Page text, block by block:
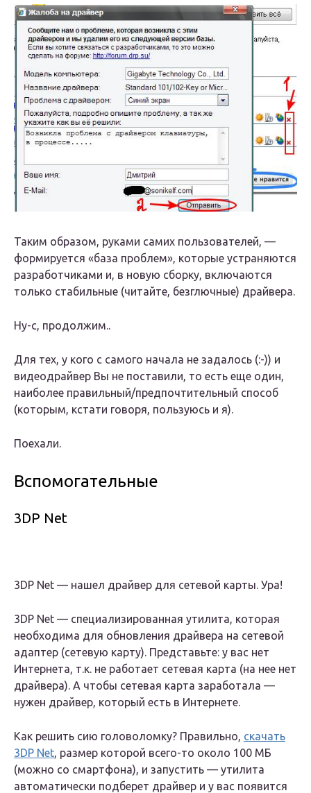
Таким образом, руками самих пользователей, —
формируется «база проблем», которые устраняются
разработчиками и, в новую сборку, включаются
только стабильные (читайте, безглючные) драйвера.
Ну-с, продолжим..
Для тех, у кого с самого начала не задалось (:-)) и
видеодрайвер Вы не поставили, то есть еще один,
наиболее правильный/предпочтительный способ
(которым, кстати говоря, пользуюсь и я).
Поехали.
Вспомогательные
3DP Net
3DP Net — нашел драйвер для сетевой карты. Ура!
3DP Net — специализированная утилита, которая
необходима для обновления драйвера на сетевой
адаптер (сетевую карту). Представьте: у вас нет
Интернета, т.к. не работает сетевая карта (на нее нет
драйвера). А чтобы сетевая карта заработала —
нужен драйвер, который есть в Интернете.
Как решить сию головоломку? Правильно, скачать
3DP Net, размер которой всего-то около 100 МБ
(можно со смартфона), и запустить — утилита
автоматически подберет драйвер и у вас появится